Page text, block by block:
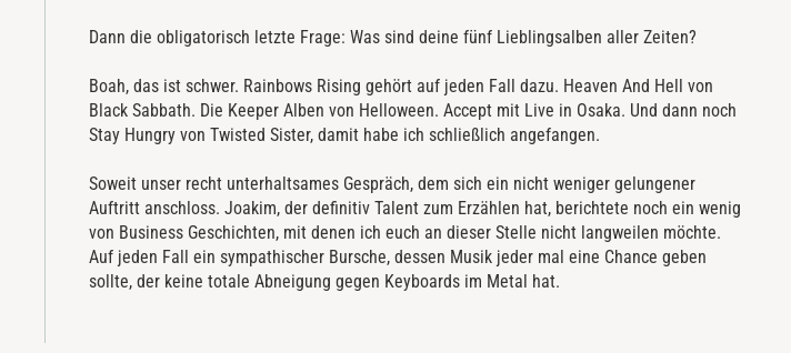
Dann die obligatorisch letzte Frage: Was sind deine fünf Lieblingsalben aller Zeiten?
Boah, das ist schwer. Rainbows Rising gehört auf jeden Fall dazu. Heaven And Hell von
Black Sabbath. Die Keeper Alben von Helloween. Accept mit Live in Osaka. Und dann noch
Stay Hungry von Twisted Sister, damit habe ich schließlich angefangen.
Soweit unser recht unterhaltsames Gespräch, dem sich ein nicht weniger gelungener
Auftritt anschloss. Joakim, der definitiv Talent zum Erzählen hat, berichtete noch ein wenig
von Business Geschichten, mit denen ich euch an dieser Stelle nicht langweilen möchte.
Auf jeden Fall ein sympathischer Bursche, dessen Musik jeder mal eine Chance geben
sollte, der keine totale Abneigung gegen Keyboards im Metal hat.